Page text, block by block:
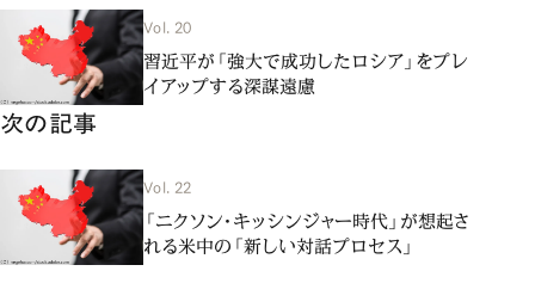
Vol. 20
習近平が「強大で成功したロシア」をプレ
イアップする深謀遠慮
次の記事
Vol. 22
「ニクソン・キッシンジャー時代」が想起さ
れる米中の「新しい対話プロセス」